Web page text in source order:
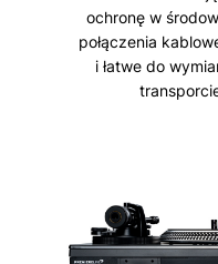
ochronę w
połączenia
i łatwe do